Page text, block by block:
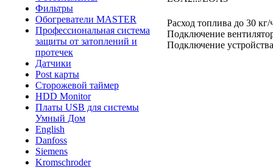
Фильтры
Обогреватели MASTER
Профессиональная система
защиты от затоплений и
протечек
Датчики
Post карты
Сторожевой таймер
HDD Monitor
Платы USB для системы
Умный Дом
English
Danfoss
Siemens
Kromschroder
Расход топлива до 30
Подключение
Подключение